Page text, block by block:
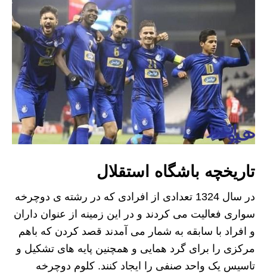
تاریخچه باشگاه استقلال
در سال 1324 تعدادی از افرادی که در رشته ی دوچرخه
سواری فعالیت می کردند و در این زمینه از عنوان داران
و افراد با سابقه به شمار می آمدند قصد کردن که باهم
مرکزی را برای گرد همایی و همچنین پایه های تشکیل و
تاسیس یک واحد صنفی را ایجاد کنند. کلوم دوچرخه